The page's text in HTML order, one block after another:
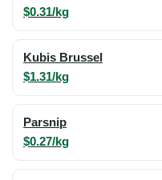
$0.31/kg
Kubis Brussel
$1.31/kg
Parsnip
$0.27/kg